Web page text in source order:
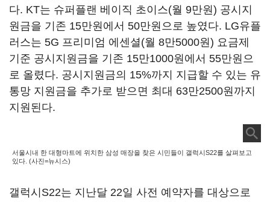
다. KT는 슈퍼플랜 베이직 초이스(월 9만원) 공시지
원금을 기존 15만원에서 50만원으로 높였다. LG유플
러스는 5G 프리미엄 에센셜(월 8만5000원) 요금제
기준 공시지원금을 기존 15만1000원에서 55만원으
로 올렸다. 공시지원금의 15%까지 지급할 수 있는 유
통망 지원금을 추가로 받으면 최대 63만2500원까지
지원된다.
서울시내 한 대형마트에 위치한 삼성 매장을 찾은 시민들이 갤럭시S22를 살펴보고
있다. (사진=뉴시스)
갤럭시S22는 지난달 22일 사전 예약자를 대상으로